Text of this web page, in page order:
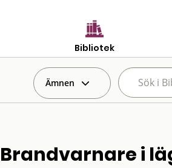
Bibliotek
Ämnen
Brandvarnare i